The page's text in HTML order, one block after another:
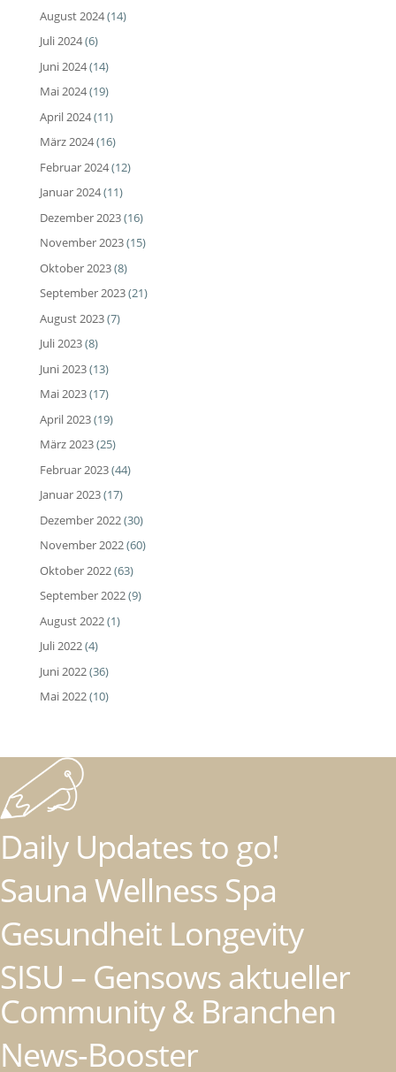
August 2024(14)
Juli 2024(6)
Juni 2024(14)
Mai 2024(19)
April 2024(11)
März 2024(16)
Februar 2024(12)
Januar 2024(11)
Dezember 2023(16)
November 2023(15)
Oktober 2023(8)
September 2023(21)
August 2023(7)
Juli 2023(8)
Juni 2023(13)
Mai 2023(17)
April 2023(19)
März 2023(25)
Februar 2023(44)
Januar 2023(17)
Dezember 2022(30)
November 2022(60)
Oktober 2022(63)
September 2022(9)
August 2022(1)
Juli 2022(4)
Juni 2022(36)
Mai 2022(10)
Daily Updates to go!
Sauna Wellness Spa
Gesundheit Longevity
SISU – Gensows aktueller
Community & Branchen
News-Booster